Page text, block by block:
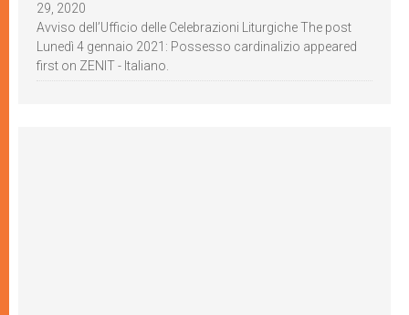
29, 2020
Avviso dell’Ufficio delle Celebrazioni Liturgiche The post
Lunedì 4 gennaio 2021: Possesso cardinalizio appeared
first on ZENIT - Italiano.